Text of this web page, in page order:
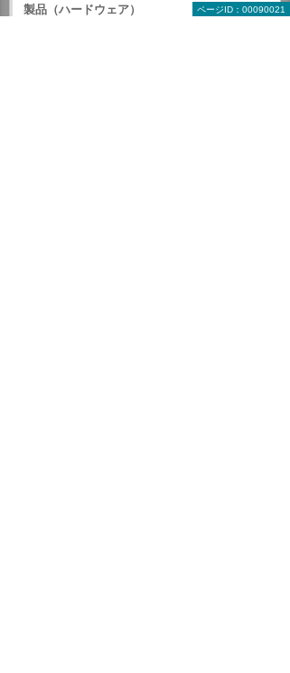
ページID：00090021
製品（ハードウェア）